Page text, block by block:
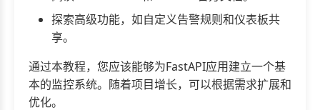
探索高级功能，如自定义告警规则和仪表板共
享。
通过本教程，您应该能够为FastAPI应用建立一个基
本的监控系统。随着项目增长，可以根据需求扩展和
优化。